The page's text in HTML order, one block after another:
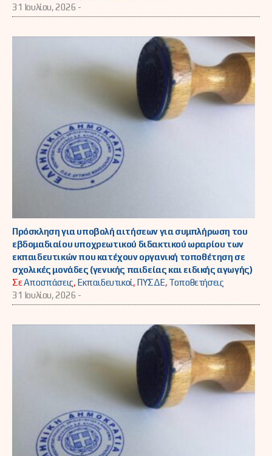
31 Ιουλίου, 2026 -
Πρόσκληση για υποβολή αιτήσεων για συμπλήρωση του
εβδομαδιαίου υποχρεωτικού διδακτικού ωραρίου των
εκπαιδευτικών που κατέχουν οργανική τοποθέτηση σε
σχολικές μονάδες (γενικής παιδείας και ειδικής αγωγής)
ΣεΑποσπάσεις, Εκπαιδευτικοί, ΠΥΣΔΕ, Τοποθετήσεις
31 Ιουλίου, 2026 -